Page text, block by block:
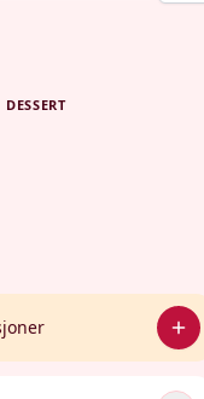
DESSERT